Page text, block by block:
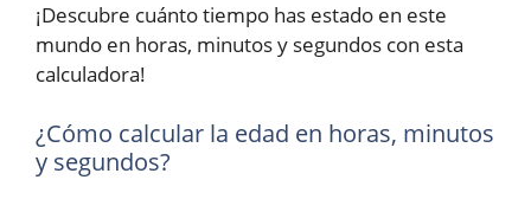
¡Descubre cuánto tiempo has estado en este
mundo en horas, minutos y segundos con esta
calculadora!
¿Cómo calcular la edad en horas, minutos
y segundos?